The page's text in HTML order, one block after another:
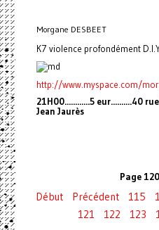
Morgane DESBEET
K7 violence profondément
http://www.myspace.com/
21H00............5 eur..........40
Jean Jaurès
Page
Début Précédent 115
121
122 123